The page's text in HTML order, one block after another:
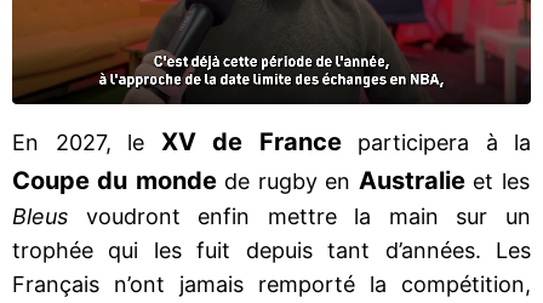
En 2027, le XV de Franceparticipera à la
Coupe du mondede rugby en Australieet les
Bleus voudront enfin mettre la main sur un
trophée qui les fuit depuis tant d’années. Les
Français n’ont jamais remporté la compétition,